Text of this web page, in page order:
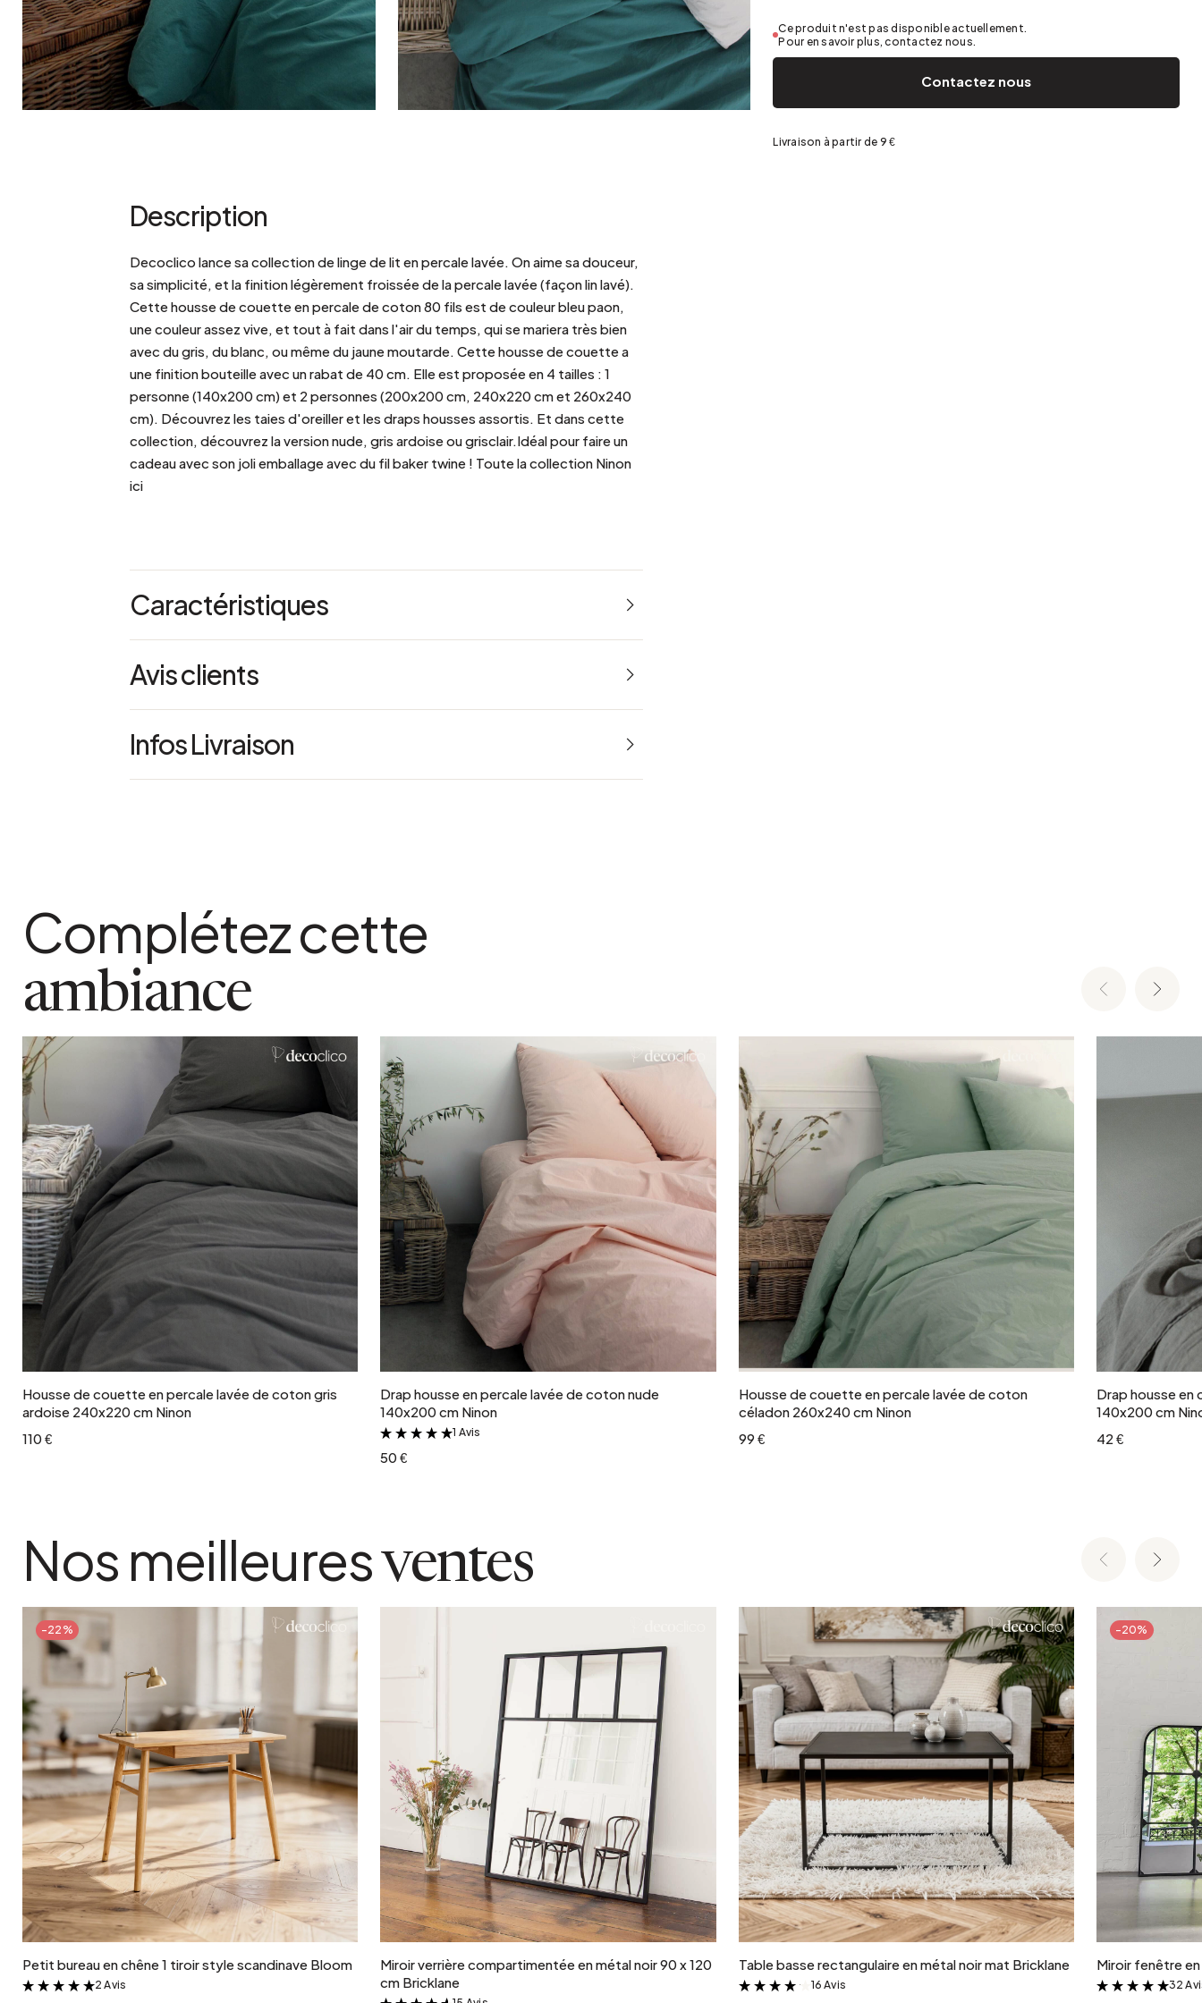
Bistrot
Bord de mer
Brocante
Contemporain
Esprit Haussmannien
Velours
Bois blond
Papier mâché
Zinc et galva
Argenté
Ce produit n'est pas disponible actuellement.
Pour en savoir plus, contactez nous.
Contactez nous
Livraison à partir de 9 €
Description
Decoclico lance sa collection de linge de lit en percale lavée. On aime sa douceur,
sa simplicité, et la finition légèrement froissée de la percale lavée (façon lin lavé).
Cette housse de couette en percale de coton 80 fils est de couleur bleu paon,
une couleur assez vive, et tout à fait dans l'air du temps, qui se mariera très bien
avec du gris, du blanc, ou même du jaune moutarde. Cette housse de couette a
une finition bouteille avec un rabat de 40 cm. Elle est proposée en 4 tailles : 1
personne (140x200 cm) et 2 personnes (200x200 cm, 240x220 cm et 260x240
cm). Découvrez les taies d'oreiller et les draps housses assortis. Et dans cette
collection, découvrez la version nude, gris ardoise ou grisclair.Idéal pour faire un
cadeau avec son joli emballage avec du fil baker twine ! Toute la collection Ninon
ici
Caractéristiques
Poids : 1.55 kg
Référence : 61864
conseil entretien
Bouteille
grammage
120 g/m²
lavable en machine
Oui
matiere detaillee
Percale de coton lavée 80 fils Toucher velouté. effet très légèrement froissé
(pas besoin de repassage)
poids colis
2 kg
coloris
Paon entre bleu et vert La photo d´ambiance respecte bien la teinte de ce
modèle.
Avis clients
4.7
Infos Livraison
Complétez cette
ambiance
Housse de couette en percale lavée de coton gris
ardoise 240x220 cm Ninon
110 €
Ajouter au panier
Drap housse en percale lavée de coton nude
140x200 cm Ninon
&
1 Avis
50 €
Ajouter au panier
Housse de couette en percale lavée de coton
céladon 260x240 cm Ninon
99 €
Drap housse en
140x200 cm
42 €
Nos meilleuresventes
-22%
Ajouter au panier
Petit bureau en chêne 1 tiroir style scandinave Bloom
&
2 Avis
Ajouter au panier
Miroir verrière compartimentée en métal noir 90 x 120
cm Bricklane
Ajouter au panier
Table basse rectangulaire en métal noir mat Bricklane
&
16 Avis
-20%
Miroir fenêtre
&
32